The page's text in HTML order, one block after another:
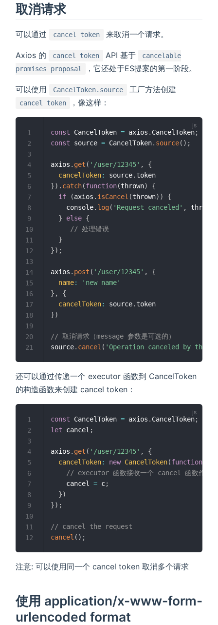
取消请求
可以通过 cancel token 来取消一个请求。
Axios 的 cancel token API 基于
cancelable
promises proposal
，它还处于ES提案的第一阶段。
可以使用 CancelToken.source 工厂方法创建
cancel token ，像这样：
const CancelToken = axios . CancelToken;
const source = CancelToken. source( ) ;
axios . get ( '/user/12345' ,
{
cancelToken: source.
}) . catch(function(thrown)
{
if
(axios . isCancel (thrown) )
{
    console
. log( 'Request canceled' , thrown
}
else {
// 处理错误
}
}) ;
axios . post ( '/user/12345' ,
{
name:
'new name'
} ,
{
cancelToken: source.
})
// 取消请求（message 参数是可选的）
source. cancel ( 'Operation canceled by the
1
2
3
4
5
6
7
8
9
10
11
12
13
14
15
16
17
18
19
20
21
还可以通过传递一个 executor 函数到 CancelToken
的构造函数来创建 cancel token：
const CancelToken = axios . CancelToken;
let cancel ;
axios . get ( '/user/12345' ,
{
cancelToken: new CancelToken(function
// executor 函数接收一个 cancel 函数作为
    cancel
= c;
})
}) ;
// cancel the request
cancel ( ) ;
1
2
3
4
5
6
7
8
9
10
11
12
注意: 可以使用同一个 cancel token 取消多个请求
使用 application/x-www-form-
urlencoded format